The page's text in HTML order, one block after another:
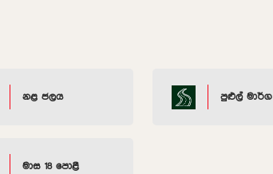
නළ ජලය පුළුල් මාර්ග
මාස 18 පොළී